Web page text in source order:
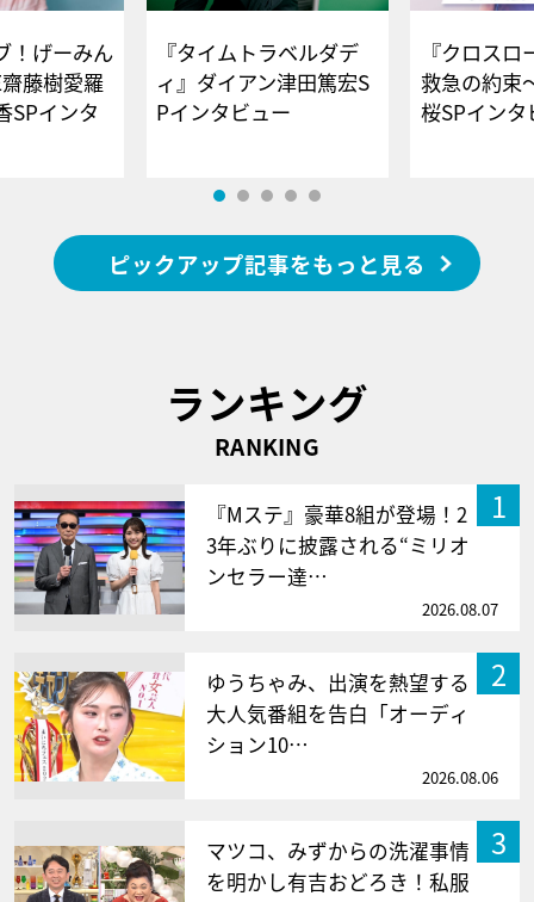
！げーみん
藤樹愛羅
SPインタ
『タイムトラベルダデ
ィ』ダイアン津田篤宏S
Pインタビュー
『クロス
救急の約束
桜SPイ
ピックアップ記事をもっと見る
ランキング
RANKING
1
『Mステ』豪華8組が登場！2
3年ぶりに披露される“ミリオ
ンセラー達…
2026.08.07
2
ゆうちゃみ、出演を熱望する
大人気番組を告白「オーディ
ション10…
2026.08.06
3
マツコ、みずからの洗濯事情
を明かし有吉おどろき！私服